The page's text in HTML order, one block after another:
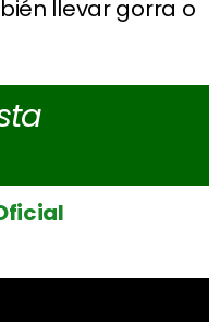
llevar gorra o